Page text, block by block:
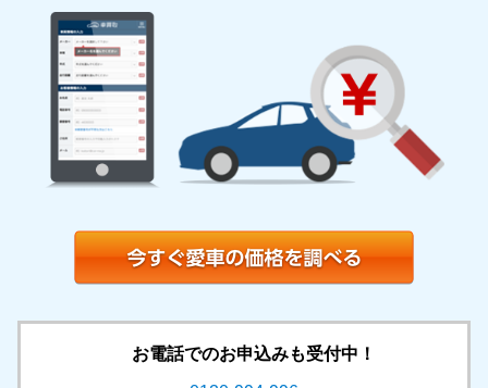
お電話でのお申込みも受付中！